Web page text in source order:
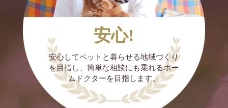
歯石除去、去勢手術、避妊手術にも対応して
います（予約制）
最新の医療機器、プラズマ治療も可能です。
お気軽にお問合せください。
が体表にある場合に優位な治療といえます。
現在動物医療において、
世界初となる動物用プラズマ治療器、
麻酔なしで出来る犬の口腔治療器として
『Pidi』があります。正式な動物専用医療機器
として農水省から認可され、有効性と安全性
安心!
安心してペットと暮らせる地域づくり
を目指し、簡単な相談にも乗れるホー
ムドクターを目指します。